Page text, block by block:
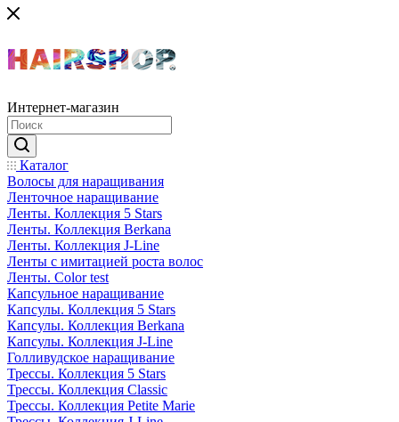
Интернет-магазин
Каталог
Волосы для наращивания
Ленточное наращивание
Ленты. Коллекция 5 Stars
Ленты. Коллекция Berkana
Ленты. Коллекция J-Line
Ленты с имитацией роста волос
Ленты. Color test
Капсульное наращивание
Капсулы. Коллекция 5 Stars
Капсулы. Коллекция Berkana
Капсулы. Коллекция J-Line
Голливудское наращивание
Трессы. Коллекция 5 Stars
Трессы. Коллекция Classic
Трессы. Коллекция Petite Marie